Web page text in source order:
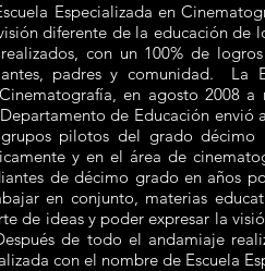
Especializada en
diferente de la educación de
con un 100% de
padres y comunidad. La
en agosto 2008
de Educación
pilotos del grado décimo
y en el área de
de décimo grado en años
en conjunto, materias
de ideas y poder expresar la
de todo el andamiaje
con el nombre de Escuela